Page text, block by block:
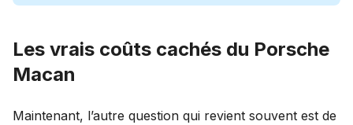
Les vrais coûts cachés du Porsche
Macan
Maintenant, l’autre question qui revient souvent est de